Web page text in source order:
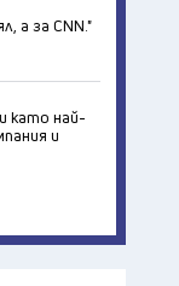
а за CNN."
като най-
и